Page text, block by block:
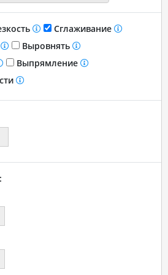
Сглаживание
Выровнять
Выпрямление